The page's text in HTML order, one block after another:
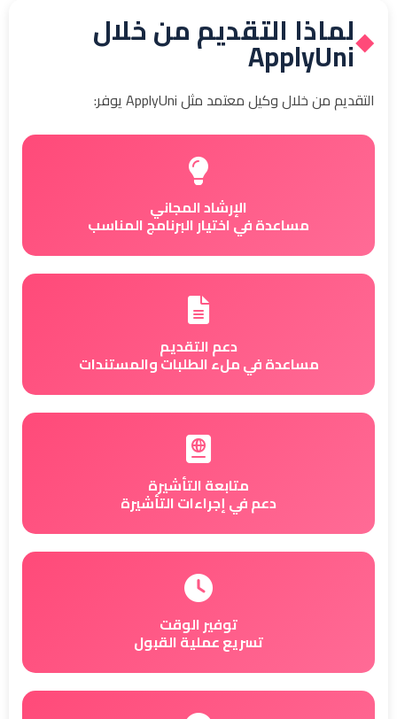
◆لماذا التقديم من خلال
ApplyUni
التقديم من خلال وكيل معتمد مثل ApplyUni يوفر:
الإرشاد المجاني
مساعدة في اختيار البرنامج المناسب
دعم التقديم
مساعدة في ملء الطلبات والمستندات
متابعة التأشيرة
دعم في إجراءات التأشيرة
توفير الوقت
تسريع عملية القبول